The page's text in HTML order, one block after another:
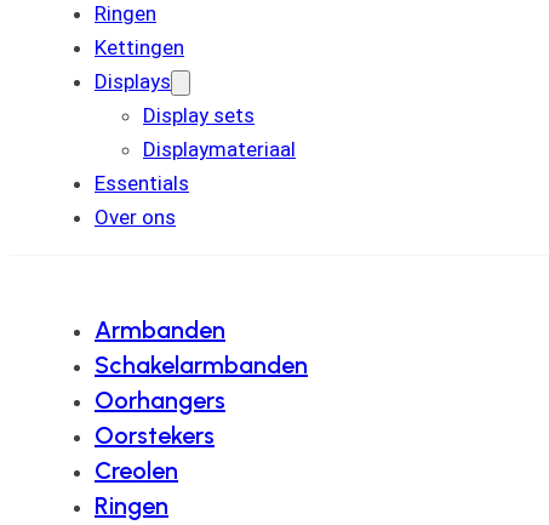
Ringen
Kettingen
Displays
Display sets
Displaymateriaal
Essentials
Over ons
Armbanden
Schakelarmbanden
Oorhangers
Oorstekers
Creolen
Ringen